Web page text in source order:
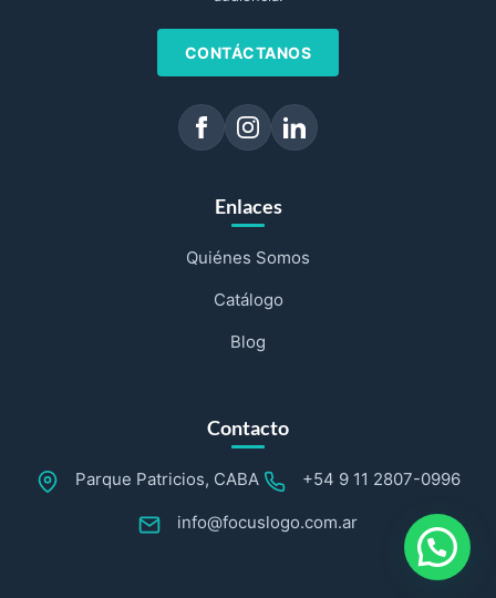
CONTÁCTANOS
Enlaces
Quiénes Somos
Catálogo
Blog
Contacto
Parque Patricios, CABA +54 9 11 2807-0996
info@focuslogo.com.ar